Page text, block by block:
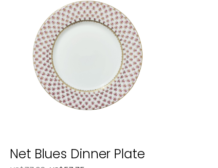
Net Blues Dinner Plate